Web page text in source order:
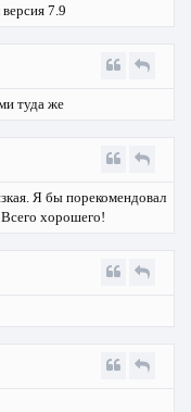
7.9
туда же
Я бы порекомендовал
Всего хорошего!